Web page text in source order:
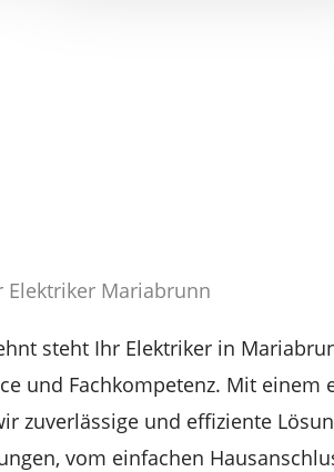
Elektriker Mariabrunn
steht Ihr Elektriker in
und Fachkompetenz. Mit einem
zuverlässige und effiziente
vom einfachen